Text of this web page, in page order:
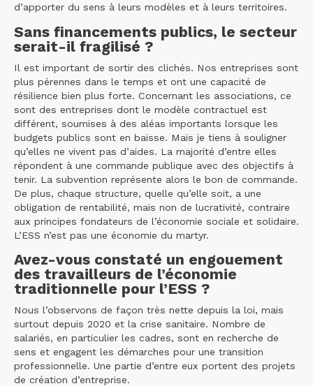
d’apporter du sens à leurs modèles et à leurs territoires.
Sans financements publics, le secteur
serait-il fragilisé ?
Il est important de sortir des clichés. Nos entreprises sont
plus pérennes dans le temps et ont une capacité de
résilience bien plus forte. Concernant les associations, ce
sont des entreprises dont le modèle contractuel est
différent, soumises à des aléas importants lorsque les
budgets publics sont en baisse. Mais je tiens à souligner
qu’elles ne vivent pas d’aides. La majorité d’entre elles
répondent à une commande publique avec des objectifs à
tenir. La subvention représente alors le bon de commande.
De plus, chaque structure, quelle qu’elle soit, a une
obligation de rentabilité, mais non de lucrativité, contraire
aux principes fondateurs de l’économie sociale et solidaire.
L’ESS n’est pas une économie du martyr.
Avez-vous constaté un engouement
des travailleurs de l’économie
traditionnelle pour l’ESS ?
Nous l’observons de façon très nette depuis la loi, mais
surtout depuis 2020 et la crise sanitaire. Nombre de
salariés, en particulier les cadres, sont en recherche de
sens et engagent les démarches pour une transition
professionnelle. Une partie d’entre eux portent des projets
de création d’entreprise.